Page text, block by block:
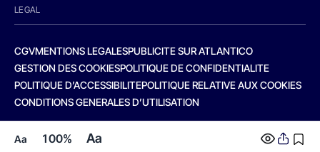
Aa 100% Aa
LEGAL
CGVMENTIONS LEGALESPUBLICITE SUR ATLANTICO
GESTION DES COOKIESPOLITIQUE DE CONFIDENTIALITE
POLITIQUE D’ACCESSIBILITEPOLITIQUE RELATIVE AUX COOKIES
CONDITIONS GENERALES D’UTILISATION